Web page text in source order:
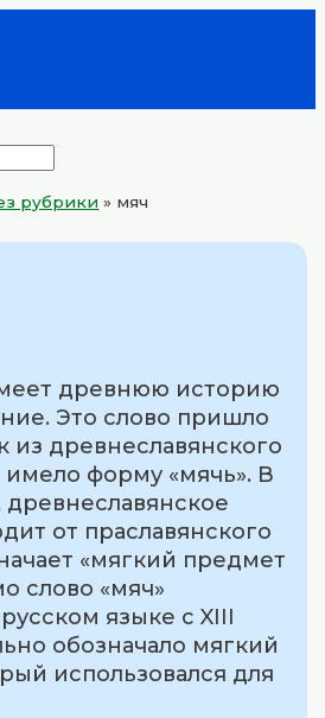
рубрики » мяч
древнюю историю
Это слово пришло
из древнеславянского
имело форму «мячь». В
от праславянского
«мягкий предмет
слово «мяч»
языке с XIII
обозначало мягкий
использовался для